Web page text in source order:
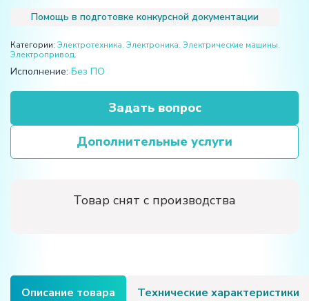
Помощь в подготовке конкурсной документации
Категории: Электротехника. Электроника. Электрические машины.
Электропривод.
Исполнение: Без ПО
Задать вопрос
Дополнительные услуги
Товар снят с производства
Описание товара Технические характеристики